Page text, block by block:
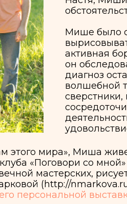
Мише было около
вырисовываться
активная борьба за
он обследовался и
диагноз остается
волшебной
сверстники,
сосредоточиться
деятельности,
удовольствием.
мира», Миша живет
«Поговори со мной» в
мастерских, рисует
выставки,
проживать такую же
ходьбы — стоять и
и настраивать,
на учебу.